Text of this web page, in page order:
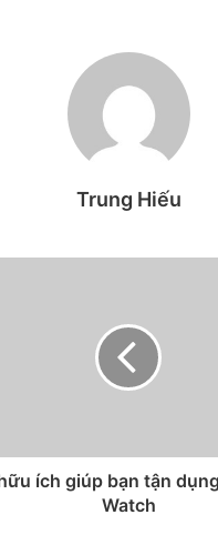
Unpacked
cùng
lại những
Galaxy
do tình hình Covid-19,
Unpacked 2021 trên
dụng nền tảng này để
bố các phiên bản của
Trung Hiếu
ích giúp bạn tận
Watch